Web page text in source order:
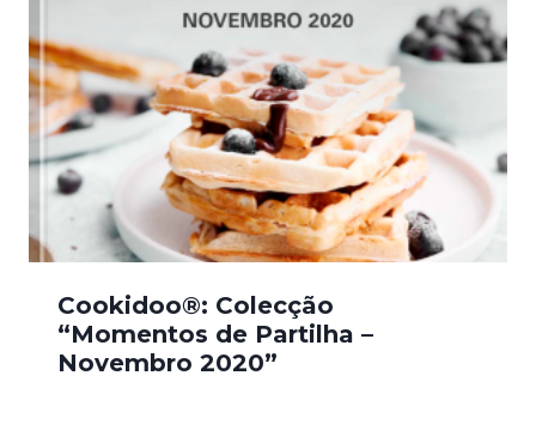
Cookidoo®: Colecção
“Momentos de Partilha –
Novembro 2020”